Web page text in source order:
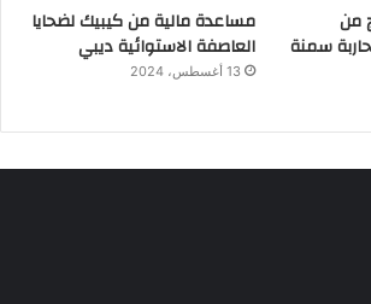
من
سمنة
مساعدة مالية من كيبيك لضحايا
العاصفة الاستوائية ديبي
13 أغسطس، 2024